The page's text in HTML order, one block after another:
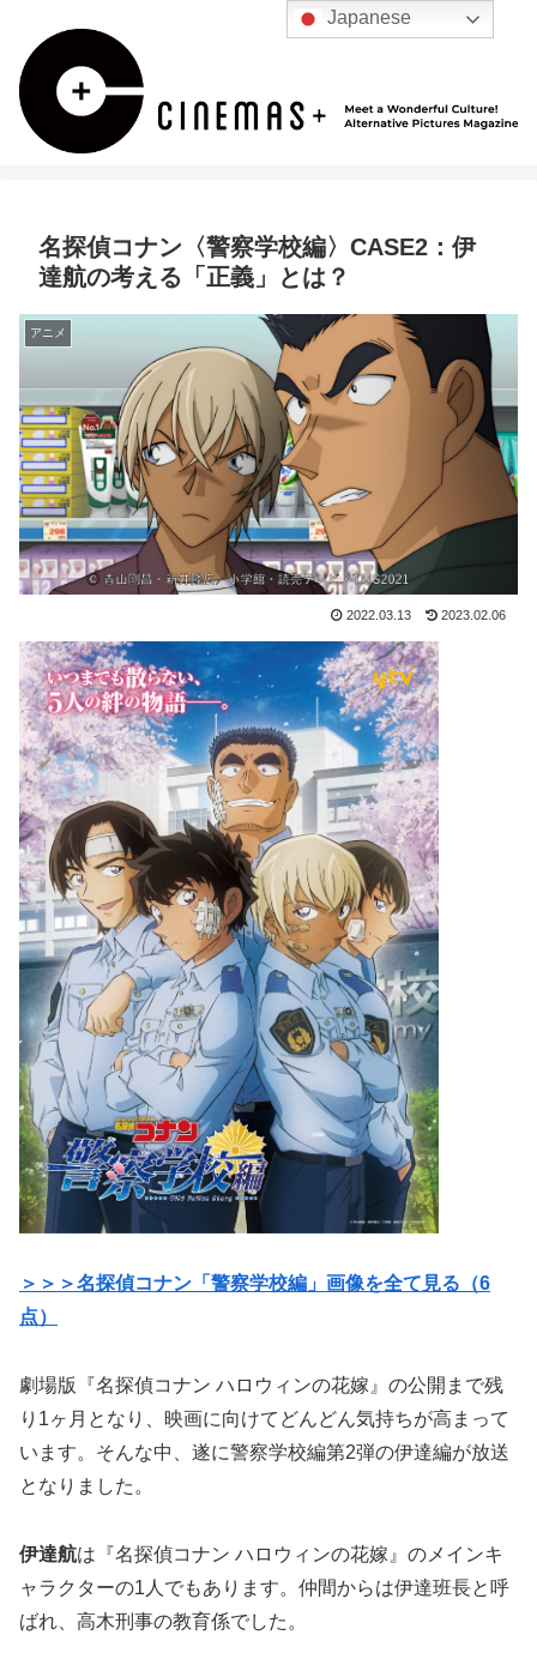
名探偵コナン〈警察学校編〉CASE2：伊
達航の考える「正義」とは？
アニメ
2022.03.13 2023.02.06
＞＞＞名探偵コナン「警察学校編」画像を全て見る（6
点）
劇場版『名探偵コナン ハロウィンの花嫁』の公開まで残
り1ヶ月となり、映画に向けてどんどん気持ちが高まって
います。そんな中、遂に警察学校編第2弾の伊達編が放送
となりました。
伊達航は『名探偵コナン ハロウィンの花嫁』のメインキ
ャラクターの1人でもあります。仲間からは伊達班長と呼
ばれ、高木刑事の教育係でした。
Japanese